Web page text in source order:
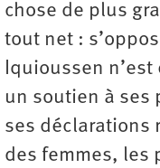
chose de plus
tout net :
Iquioussen
un soutien à ses
ses déclarations
des femmes, les